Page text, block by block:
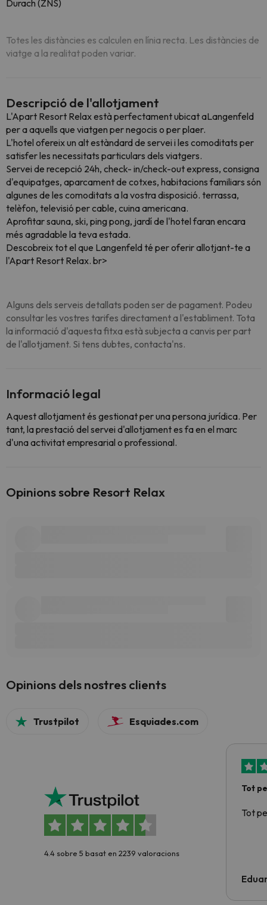
Durach (ZNS)
Totes les distàncies es calculen en línia recta. Les distàncies de
viatge a la realitat poden variar.
Descripció de l'allotjament
L'Apart Resort Relax està perfectament ubicat aLangenfeld
per a aquells que viatgen per negocis o per plaer.
L'hotel ofereix un alt estàndard de servei i les comoditats per
satisfer les necessitats particulars dels viatgers.
Servei de recepció 24h, check- in/check-out express, consigna
d'equipatges, aparcament de cotxes, habitacions familiars són
algunes de les comoditats a la vostra disposició. terrassa,
telèfon, televisió per cable, cuina americana.
Aprofitar sauna, ski, ping pong, jardí de l'hotel faran encara
més agradable la teva estada.
Descobreix tot el que Langenfeld té per oferir allotjant-te a
l'Apart Resort Relax. br>
Alguns dels serveis detallats poden ser de pagament. Podeu
consultar les vostres tarifes directament a l'establiment. Tota
la informació d'aquesta fitxa està subjecta a canvis per part
de l'allotjament. Si tens dubtes, contacta'ns.
Informació legal
Aquest allotjament és gestionat per una persona jurídica. Per
tant, la prestació del servei d'allotjament es fa en el marc
d'una activitat empresarial o professional.
Opinions sobre Resort Relax
Opinions dels nostres clients
Trustpilot Esquiades.com
4.4 sobre 5 basat en 2239 valoracions
Tot
Tot